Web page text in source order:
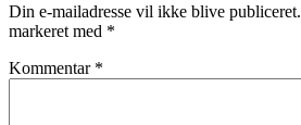
Din e-mailadresse vil ikke blive publiceret.
markeret med *
Kommentar *